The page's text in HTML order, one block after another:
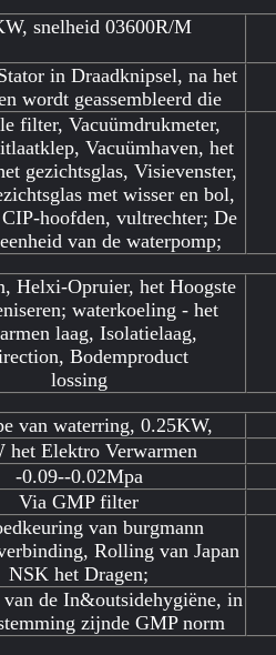
snelheid 03600R/M
in Draadknipsel, na het
wordt geassembleerd die
filter, Vacuümdrukmeter,
Vacuümhaven, het
gezichtsglas, Visievenster,
met wisser en bol,
hoofden, vultrechter; De
van de waterpomp;
Helxi-Opruier, het Hoogste
waterkoeling - het
laag, Isolatielaag,
Bodemproduct
lossing
van waterring, 0.25KW,
het Elektro Verwarmen
-0.09--0.02Mpa
Via GMP filter
van burgmann
Rolling van Japan
NSK het Dragen;
van de In&outsidehygiëne, in
zijnde GMP norm